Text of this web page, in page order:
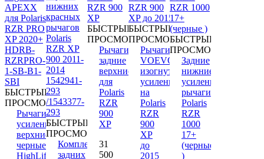
БЫСТРЫЙ
ПРОСМОТР
Рычаги
усиленные
верхние
черные
HighLifter
БЫСТРЫЙ
ПРОСМОТР
Комплект
задних
БЫСТРЫЙ
ПРОСМОТР
Рычаги
задние
верхние
для
Polaris
RZR
900
XP
31
500
БЫСТРЫЙ
ПРОСМОТР
Рычаги
VOEVODA
изогнутые
усиленные
на
Polaris
RZR
900
XP
до
2015
БЫСТРЫЙ
ПРОСМОТР
Задние
нижние
усиленные
рычаги
Polaris
RZR
1000
17+
(черные
)